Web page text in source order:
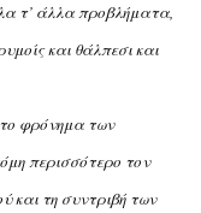
τ’ άλλα προβλήματα,
και θάλπεσι και
το φρόνημα των
περισσότερο τον
και τη συντριβή των